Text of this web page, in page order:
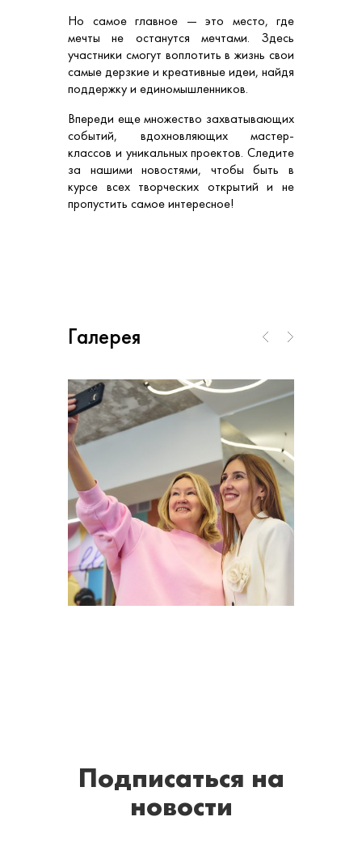
Но самое главное — это место, где
мечты не останутся мечтами. Здесь
участники смогут воплотить в жизнь свои
самые дерзкие и креативные идеи, найдя
поддержку и единомышленников.
Впереди еще множество захватывающих
событий, вдохновляющих мастер-
классов и уникальных проектов. Следите
за нашими новостями, чтобы быть в
курсе всех творческих открытий и не
пропустить самое интересное!
Галерея
Подписаться на
новости